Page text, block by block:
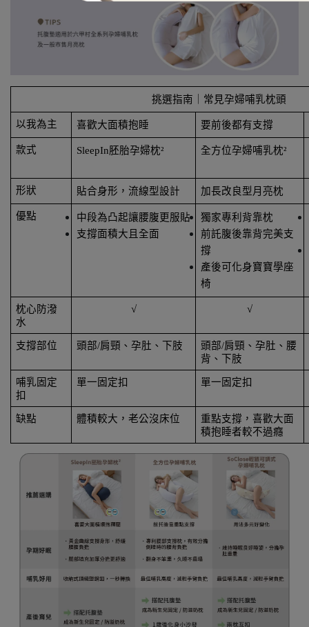
挑選指南｜常見孕婦哺乳枕頭
以我為主 喜歡大面積抱睡 要前後都有支撐
款式 SleepIn胚胎孕婦枕² 全方位孕婦哺乳枕²
形狀 貼合身形，流線型設計 加長改良型月亮枕
優點
中段為凸起讓腰腹更服貼
支撐面積大且全面
獨家專利背靠枕
前託腹後靠背完美支
撐
產後可化身寶寶學座
椅
枕心防潑
水
√ √
支撐部位 頭部/肩頸、孕肚、下肢
頭部/肩頸、孕肚、腰
背、下肢
哺乳固定
扣
單一固定扣 單一固定扣
缺點 體積較大，老公沒床位
重點支撐，喜歡大面
積抱睡者較不過癮